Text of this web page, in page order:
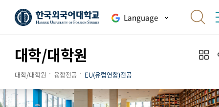
Language
대학/대학원
대학/대학원 융합전공 EU(유럽연합)전공